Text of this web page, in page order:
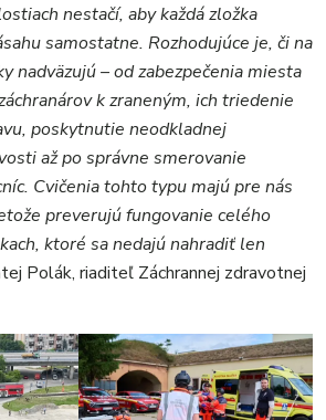
nestačí, aby každá zložka
samostatne. Rozhodujúce je, či na
nadväzujú – od zabezpečenia miesta
k zraneným, ich triedenie
poskytnutie neodkladnej
až po správne smerovanie
Cvičenia tohto typu majú pre nás
preverujú fungovanie celého
ktoré sa nedajú nahradiť len
Polák, riaditeľ Záchrannej zdravotnej